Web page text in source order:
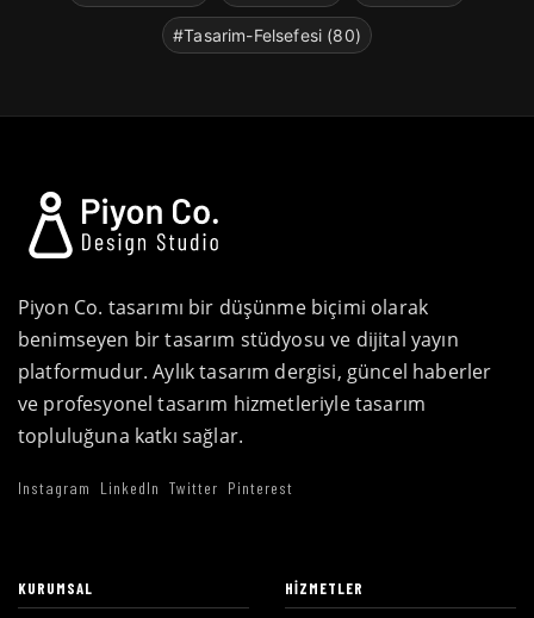
#Tasarim-Felsefesi (80)
Piyon Co. tasarımı bir düşünme biçimi olarak
benimseyen bir tasarım stüdyosu ve dijital yayın
platformudur. Aylık tasarım dergisi, güncel haberler
ve profesyonel tasarım hizmetleriyle tasarım
topluluğuna katkı sağlar.
Instagram LinkedIn Twitter Pinterest
KURUMSAL HIZMETLER